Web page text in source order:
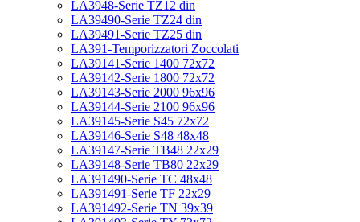
LA3948-Serie TZ12 din
LA39490-Serie TZ24 din
LA39491-Serie TZ25 din
LA391-Temporizzatori Zoccolati
LA39141-Serie 1400 72x72
LA39142-Serie 1800 72x72
LA39143-Serie 2000 96x96
LA39144-Serie 2100 96x96
LA39145-Serie S45 72x72
LA39146-Serie S48 48x48
LA39147-Serie TB48 22x29
LA39148-Serie TB80 22x29
LA391490-Serie TC 48x48
LA391491-Serie TF 22x29
LA391492-Serie TN 39x39